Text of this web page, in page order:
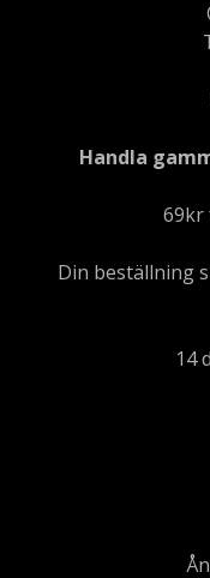
Handla
69kr
Din beställning
14